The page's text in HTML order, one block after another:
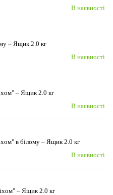
В наявності
– Ящик 2.0 кг
В наявності
– Ящик 2.0 кг
В наявності
в білому – Ящик 2.0 кг
В наявності
– Ящик 2.0 кг